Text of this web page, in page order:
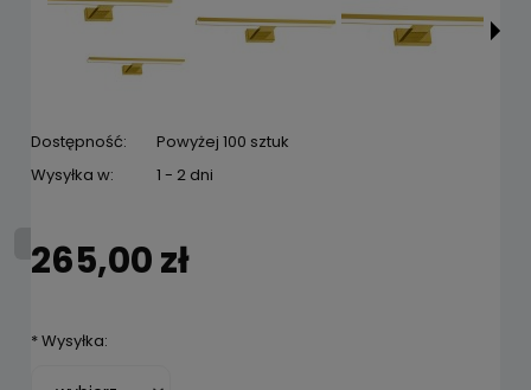
Dostępność:
Powyżej 100 sztuk
Wysyłka w:
1 - 2 dni
265,00 zł
*Wysyłka: